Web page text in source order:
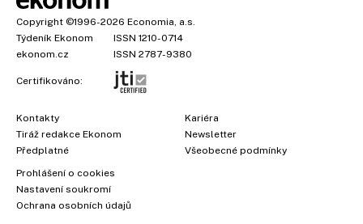
Copyright ©1996-2026 Economia, a.s.
Týdeník Ekonom
ISSN 1210-0714
ekonom.cz
ISSN 2787-9380
Certifikováno:
Kontakty
Tiráž redakce Ekonom
Předplatné
Kariéra
Newsletter
Všeobecné podmínky
Prohlášení o cookies
Nastavení soukromí
Ochrana osobních údajů